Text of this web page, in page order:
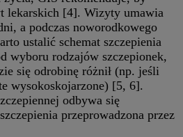
lekarskich [4]. Wizyty umawia
a podczas noworodkowego
ustalić schemat szczepienia
wyboru rodzajów szczepionek,
się odrobinę różnił (np. jeśli
wysokoskojarzone) [5, 6].
odbywa się
przeprowadzona przez